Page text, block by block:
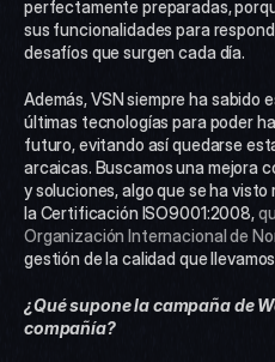
perfectamente preparadas,
sus funcionalidades para
desafíos que surgen cada día.
Además, VSN siempre ha sabido
últimas tecnologías para poder
futuro, evitando así quedarse
arcaicas. Buscamos una mejora
y soluciones, algo que se ha
la Certificación ISO9001:2008,
Organización Internacional de
gestión de la calidad que
¿Qué supone la campaña de
compañía?